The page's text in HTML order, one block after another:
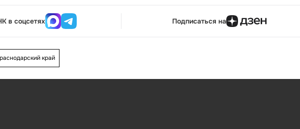
в соцсетях Подписаться на
край